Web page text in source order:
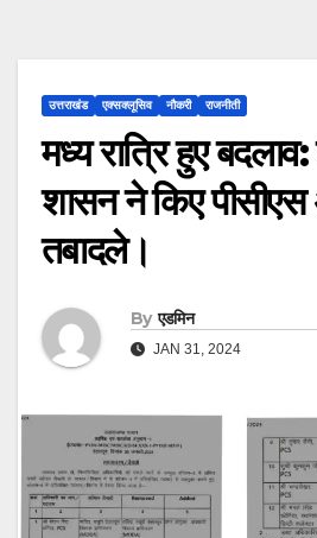
उत्तराखंड एक्सक्लूसिव नौकरी राजनीती
मध्य रात्रि हुए
शासन ने किए पीसीएस
तबादले।
By एडमिन
JAN 31, 2024